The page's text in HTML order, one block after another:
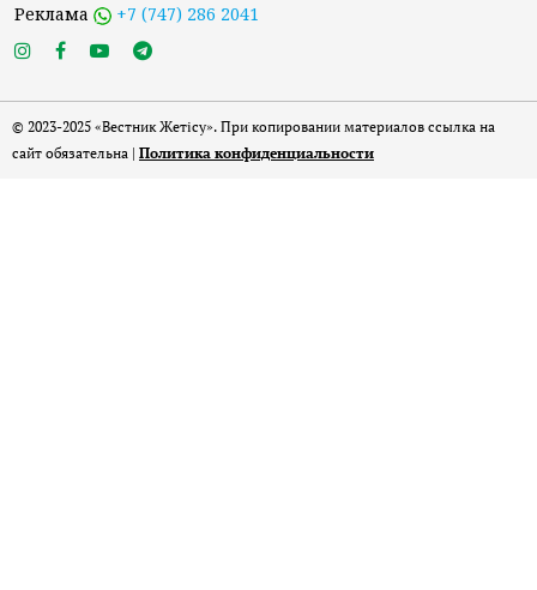
Реклама +7 (747) 286 2041
© 2023-2025 «Вестник Жетісу». При копировании материалов ссылка на
сайт обязательна | Политика конфиденциальности